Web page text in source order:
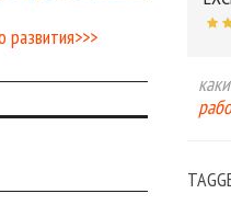
развития>>>